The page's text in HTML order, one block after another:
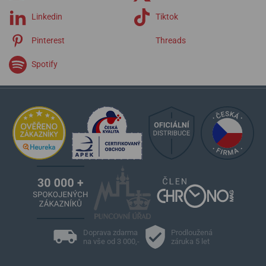
Flieger
Marinemaster
Stratoliner
Vagabond
Cosmonautis
Aviatis
Linkedin Tiktok
Pinterest Threads
Spotify
Doprava zdarma
na vše od 3 000,-
Prodloužená
záruka 5 let